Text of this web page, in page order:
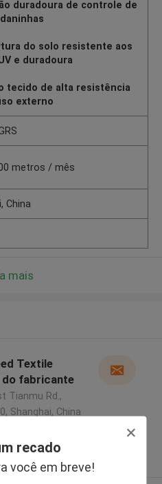
recado
você em breve!
duradoura de controle de
do solo resistente aos
e duradoura
tecido de alta resistência
externo
metros / mês
China
mais
Textile
fabricante
Tianmu Rd.,
Shanghai, China
verificado